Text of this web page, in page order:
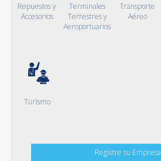
Repuestos y
Accesorios
Terminales
Terrestres y
Aeroportuarios
Transporte
Aéreo
Turismo
Registre su Empresa